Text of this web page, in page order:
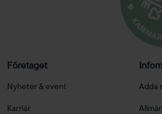
Företaget
Nyheter & event
Karriär
Adda